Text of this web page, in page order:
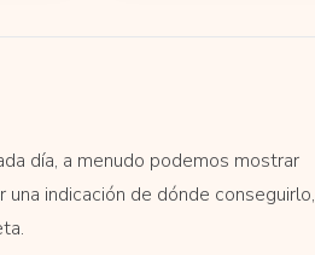
día, a menudo podemos mostrar
indicación de dónde conseguirlo,